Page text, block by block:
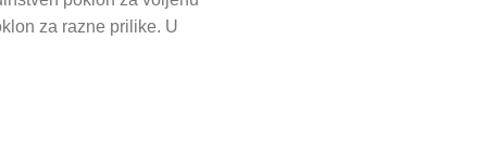
za razne prilike. U